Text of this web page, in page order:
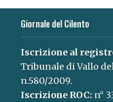
Giornale del Cilento
Iscrizione al
Tribunale di Vallo
n.580/2009.
Iscrizione ROC: n°